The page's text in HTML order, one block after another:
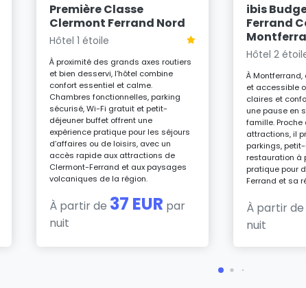
Première Classe
Clermont Ferrand Nord
Hôtel 1 étoile
À proximité des grands axes routiers
et bien desservi, l’hôtel combine
confort essentiel et calme.
Chambres fonctionnelles, parking
sécurisé, Wi-Fi gratuit et petit-
déjeuner buffet offrent une
expérience pratique pour les séjours
d’affaires ou de loisirs, avec un
accès rapide aux attractions de
Clermont-Ferrand et aux paysages
volcaniques de la région.
À partir de 37 EUR par
nuit
ibis
Ferrand
Hôtel 2
À
et accessible
claires et
une pause en
famille.
attractions, il
parkings,
restauration à
pratique pour
Ferrand et sa
À partir de
nuit